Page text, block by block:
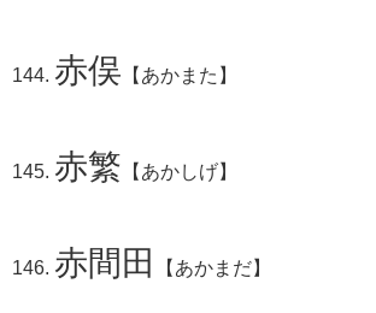
赤俣 【あかまた】
赤繁 【あかしげ】
赤間田 【あかまだ】